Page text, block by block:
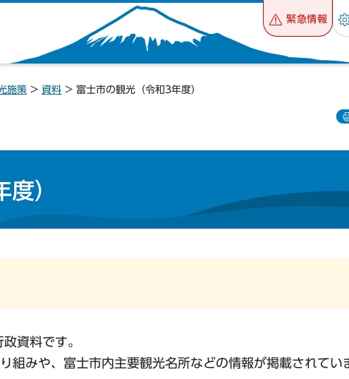
緊急情報
施策 > 資料 > 富士市の観光（令和3年度）
）
資料です。
組みや、富士市内主要観光名所などの情報が掲載されてい